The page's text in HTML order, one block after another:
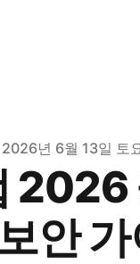
2026년 6월 13일 토
안